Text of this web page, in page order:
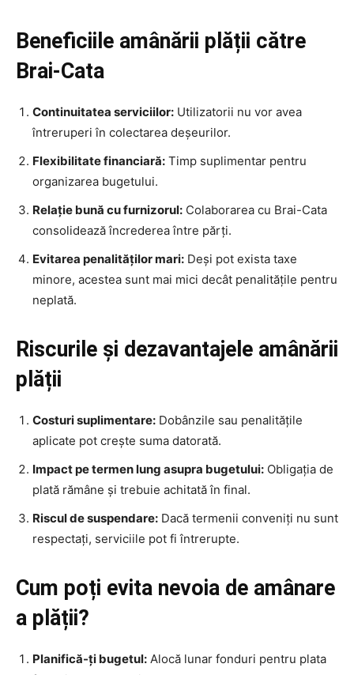
Beneficiile amânării plății către
Brai-Cata
Continuitatea serviciilor: Utilizatorii nu vor avea
întreruperi în colectarea deșeurilor.
Flexibilitate financiară: Timp suplimentar pentru
organizarea bugetului.
Relație bună cu furnizorul: Colaborarea cu Brai-Cata
consolidează încrederea între părți.
Evitarea penalităților mari: Deși pot exista taxe
minore, acestea sunt mai mici decât penalitățile pentru
neplată.
Riscurile și dezavantajele amânării
plății
Costuri suplimentare: Dobânzile sau penalitățile
aplicate pot crește suma datorată.
Impact pe termen lung asupra bugetului: Obligația de
plată rămâne și trebuie achitată în final.
Riscul de suspendare: Dacă termenii conveniți nu sunt
respectați, serviciile pot fi întrerupte.
Cum poți evita nevoia de amânare
a plății?
Planifică-ți bugetul: Alocă lunar fonduri pentru plata